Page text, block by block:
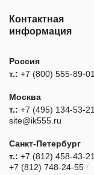
Контактная
информация
Россия
т.: +7 (800) 555-89-01
Москва
т.: +7 (495) 134-53-21
site@ik555.ru
Санкт-Петербург
т.: +7 (812) 458-43-21
+7 (812) 748-24-55 /